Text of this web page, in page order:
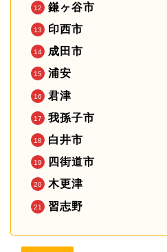
鎌ヶ谷市
印西市
成田市
浦安
君津
我孫子市
白井市
四街道市
木更津
習志野